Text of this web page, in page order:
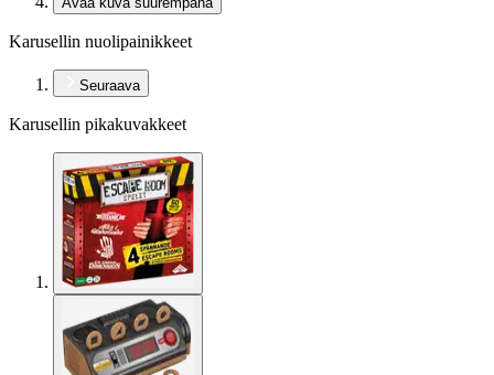
Karusellin nuolipainikkeet
Seuraava
Karusellin pikakuvakkeet